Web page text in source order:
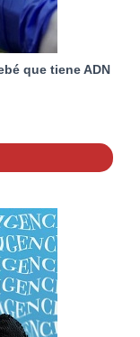
que tiene ADN